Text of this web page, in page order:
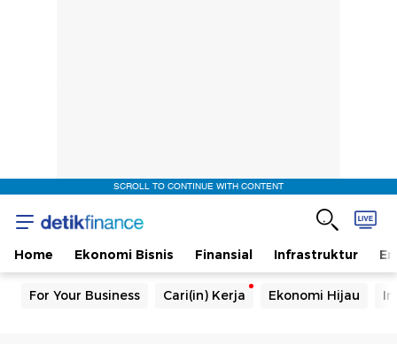
SCROLL TO CONTINUE WITH CONTENT
Home Ekonomi Bisnis Finansial Infrastruktur
For Your Business Cari(in) Kerja Ekonomi Hijau